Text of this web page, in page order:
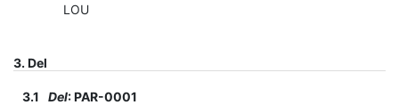
LOU
3. Del
3.1 Del:PAR-0001